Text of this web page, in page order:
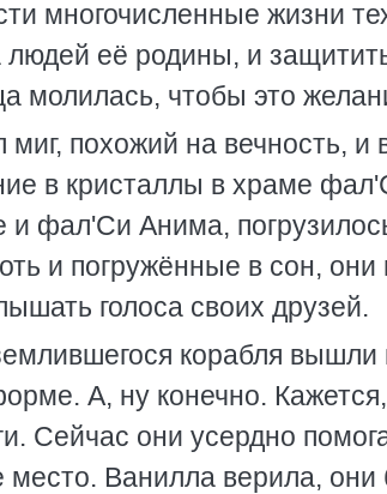
многочисленные жизни
людей её родины, и
молилась, чтобы это
похожий на вечность, и
в кристаллы в храме
и фал'Си Анима,
и погружённые в сон,
голоса своих друзей.
корабля вышли
А, ну конечно.
Сейчас они усердно
место. Ванилла верила,